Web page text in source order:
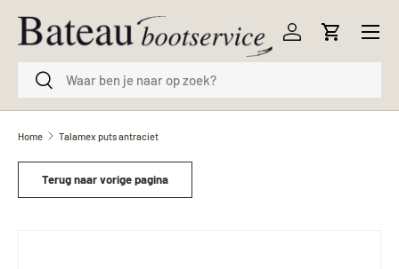
Ga naar inhoud
ZoekenZoeken
Inloggen
Menu
Home Talamex puts antraciet
Terug naar vorige pagina